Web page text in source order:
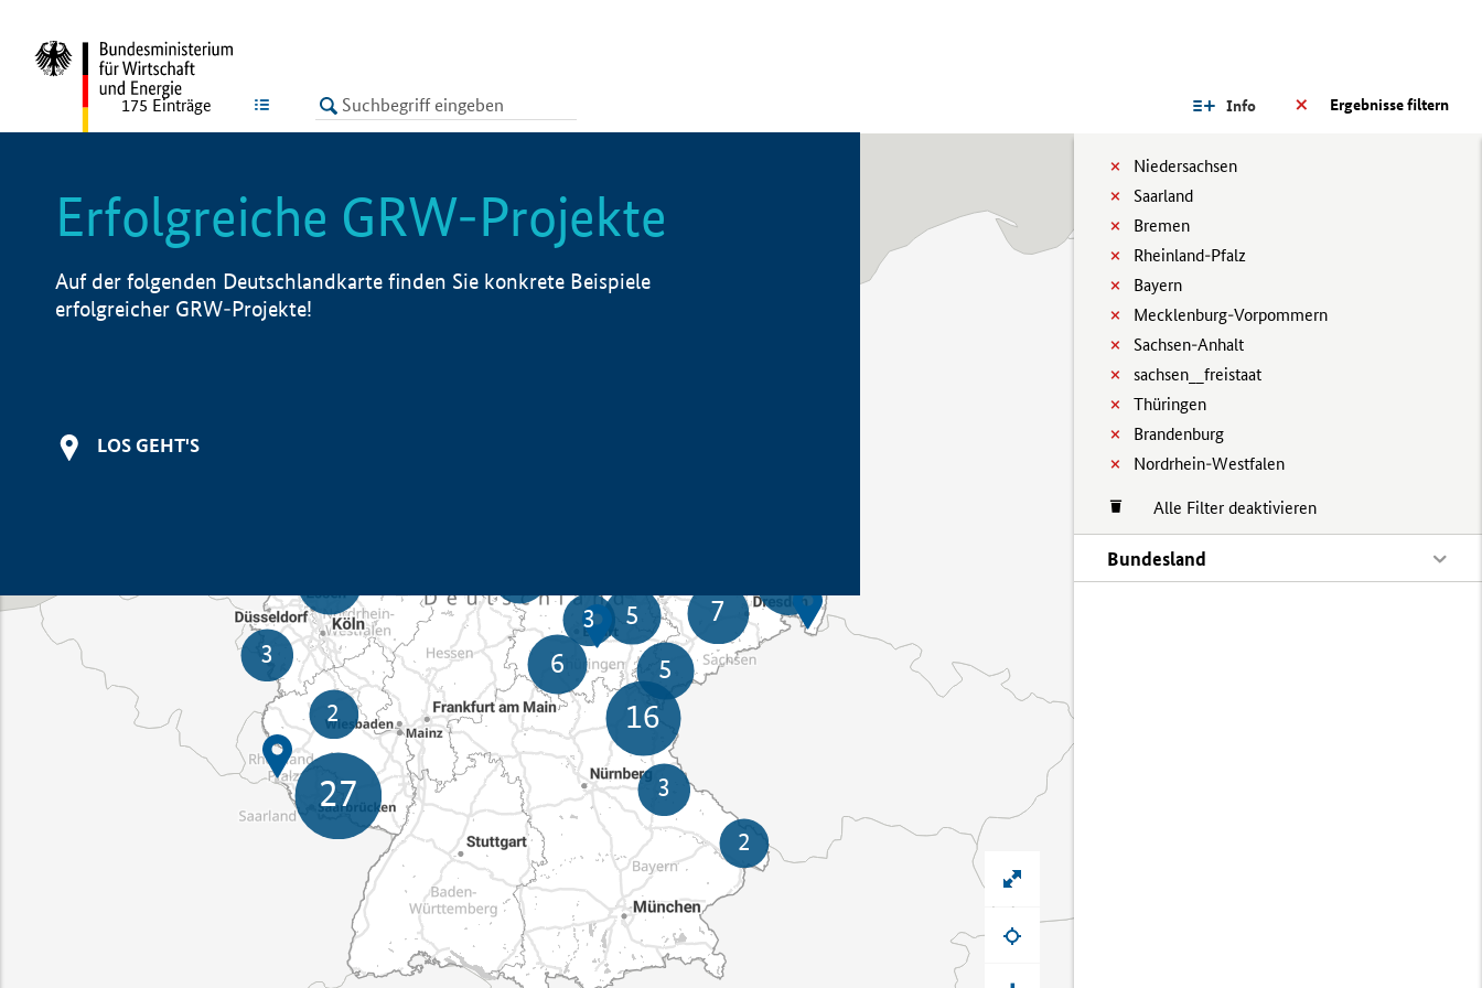
LISTE Ergebnisse filtern
Info
Niedersachsen
Saarland
Bremen
Rheinland-Pfalz
Bayern
Mecklenburg-Vorpommern
Sachsen-Anhalt
sachsen__freistaat
Thüringen
Brandenburg
Nordrhein-Westfalen
Alle Filter deaktivieren
Bundesland
175 Einträge
Erfolgreiche GRW-Projekte
Auf der folgenden Deutschlandkarte finden Sie konkrete Beispiele
erfolgreicher GRW-Projekte!
LOS GEHT'S